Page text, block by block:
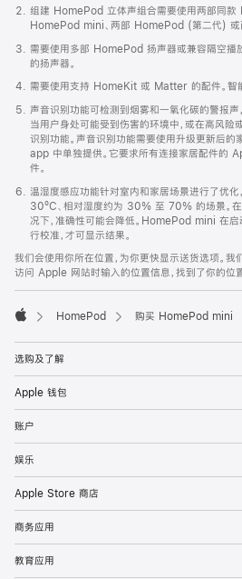
打
开)
组建 HomePod 立体声组合需要使用两部同款
HomePod mini、两部 HomePod (第二代) 或
需要使用多部 HomePod 扬声器或兼容隔空播
的扬声器。
需要使用支持 HomeKit 或 Matter 的配件。智
声音识别功能可检测到烟雾和一氧化碳的警报声
当用户身处可能受到伤害的环境中，或在高风险
识别功能。声音识别功能需要使用升级更新后的
app 中单独提供。它要求所有连接家居配件的
件。
温湿度感应功能针对室内和家居场景进行了优化
30ºC、相对湿度约为 30% 至 70% 的场景。
况下，准确性可能会降低。HomePod mini 在
行校准，才可显示结果。
我们会使用你所在位置，为你更快显示送货选项。
访问 Apple 网站时输入的位置信息，找到了你的位置
HomePod 购买 HomePod mini
选购及了解
Apple 钱包
账户
娱乐
Apple Store 商店
商务应用
教育应用